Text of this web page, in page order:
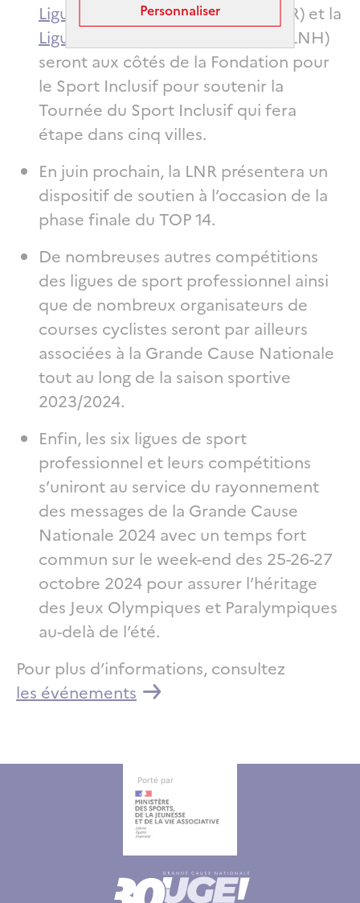
Personnaliser
Ligue Nationale de Rugby
(LNR) et la
Ligue Nationale de Handball
(LNH)
seront aux côtés de la Fondation pour
le Sport Inclusif pour soutenir la
Tournée du Sport Inclusif qui fera
étape dans cinq villes.
En juin prochain, la LNR présentera un
dispositif de soutien à l’occasion de la
phase finale du TOP 14.
De nombreuses autres compétitions
des ligues de sport professionnel ainsi
que de nombreux organisateurs de
courses cyclistes seront par ailleurs
associées à la Grande Cause Nationale
tout au long de la saison sportive
2023/2024.
Enfin, les six ligues de sport
professionnel et leurs compétitions
s’uniront au service du rayonnement
des messages de la Grande Cause
Nationale 2024 avec un temps fort
commun sur le week-end des 25-26-27
octobre 2024 pour assurer l’héritage
des Jeux Olympiques et Paralympiques
au-delà de l’été.
Pour plus d’informations, consultez
les événements
Autres informations
Autres informations
Porté par